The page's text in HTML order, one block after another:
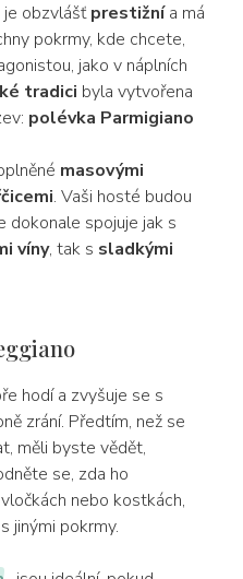
je obzvlášťprestižnía má
pokrmy, kde chcete,
jako v náplních
tradici byla vytvořena
polévka Parmigiano
masovými
. Vaši hosté budou
dokonale spojuje jak s
víny, tak s sladkými
hodí a zvyšuje se s
zrání. Předtím, než se
měli byste vědět,
se, zda ho
nebo kostkách,
jinými pokrmy.